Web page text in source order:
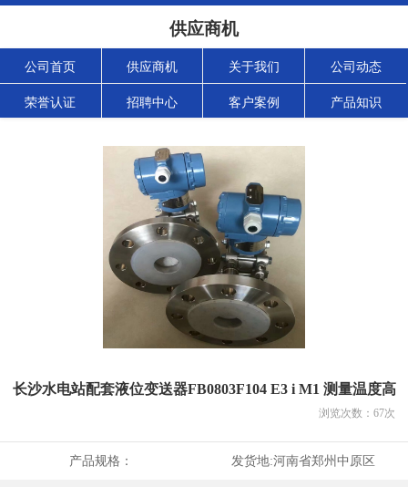
供应商机
公司首页 供应商机 关于我们 公司动态
荣誉认证 招聘中心 客户案例 产品知识
长沙水电站配套液位变送器FB0803F104 E3 i M1 测量温度高
浏览次数： 67次
产品规格： 发货地:河南省郑州中原区